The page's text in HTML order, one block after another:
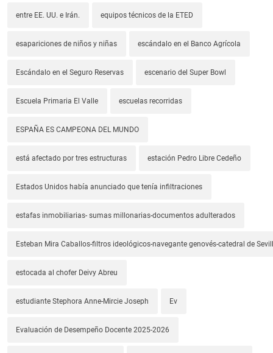
entre EE. UU. e Irán. equipos técnicos de la ETED
esapariciones de niños y niñas escándalo en el Banco Agrícola
Escándalo en el Seguro Reservas escenario del Super Bowl
Escuela Primaria El Valle escuelas recorridas
ESPAÑA ES CAMPEONA DEL MUNDO
está afectado por tres estructuras estación Pedro Libre Cedeño
Estados Unidos había anunciado que tenía infiltraciones
estafas inmobiliarias- sumas millonarias-documentos adulterados
Esteban Mira Caballos-filtros ideológicos-navegante genovés-catedral de
estocada al chofer Deivy Abreu
estudiante Stephora Anne-Mircie Joseph Ev
Evaluación de Desempeño Docente 2025-2026